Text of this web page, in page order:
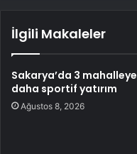
İlgili Makaleler
Sakarya’da 3 mahalleye
daha sportif yatırım
Ağustos 8, 2026